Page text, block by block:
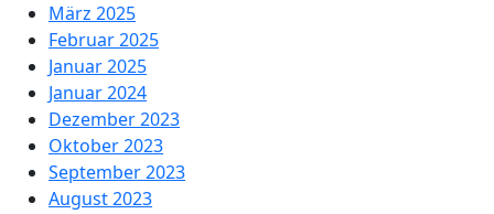
März 2025
Februar 2025
Januar 2025
Januar 2024
Dezember 2023
Oktober 2023
September 2023
August 2023